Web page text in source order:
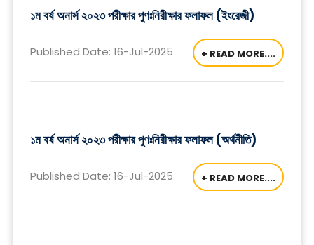
১ম বর্ষ অনার্স ২০২৩ পরীক্ষার পুণঃনিরীক্ষার ফলাফল (ইংরেজী)
Published Date: 16-Jul-2025 + READ MORE....
১ম বর্ষ অনার্স ২০২৩ পরীক্ষার পুণঃনিরীক্ষার ফলাফল (অর্থনীতি)
Published Date: 16-Jul-2025 + READ MORE....